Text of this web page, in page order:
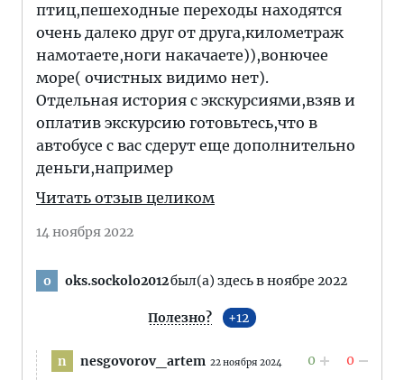
птиц,пешеходные переходы находятся
очень далеко друг от друга,километраж
намотаете,ноги накачаете)),вонючее
море( очистных видимо нет).
Отдельная история с экскурсиями,взяв и
оплатив экскурсию готовьтесь,что в
автобусе с вас сдерут еще дополнительно
деньги,например
Читать отзыв целиком
14 ноября 2022
o oks.sockolo2012был(а) здесь в ноябре 2022
Полезно? 12
n nesgovorov_artem 22 ноября 2024 0 0